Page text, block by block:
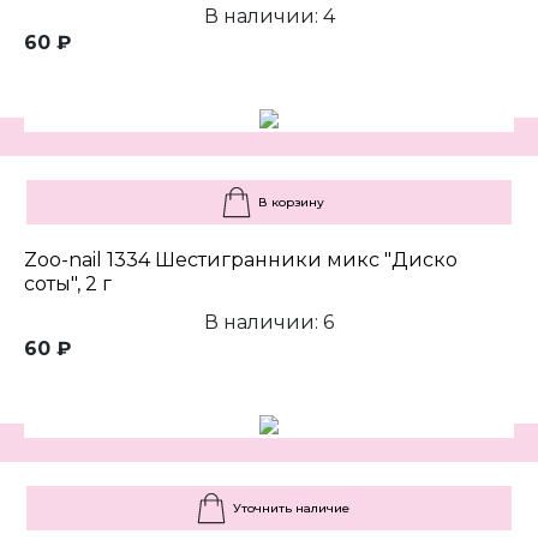
В наличии: 4
60 ₽
В корзину
Zoo-nail 1334 Шестигранники микс "Диско
соты", 2 г
В наличии: 6
60 ₽
Уточнить наличие